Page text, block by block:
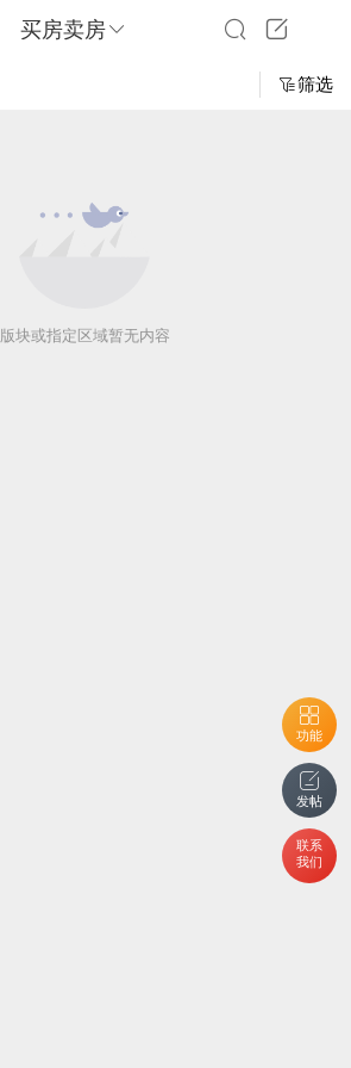
买房卖房
功能
发帖
联系
我们
筛选
版块或指定区域暂无内容